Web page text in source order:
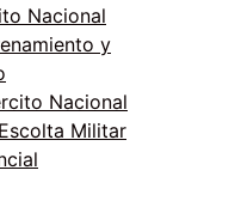
Nacional
y
Nacional
Militar